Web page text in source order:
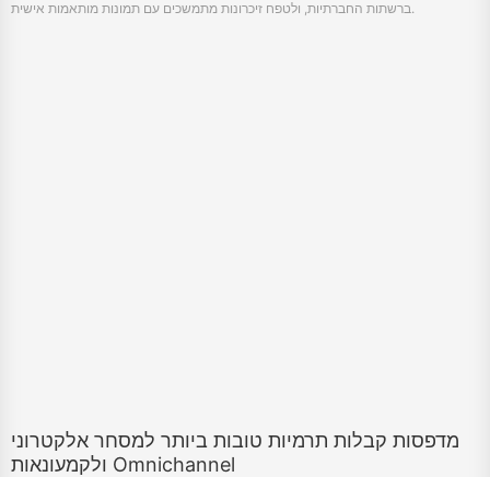
ברשתות החברתיות, ולטפח זיכרונות מתמשכים עם תמונות מותאמות אישית.
מדפסות קבלות תרמיות טובות ביותר למסחר אלקטרוני
ולקמעונאות Omnichannel